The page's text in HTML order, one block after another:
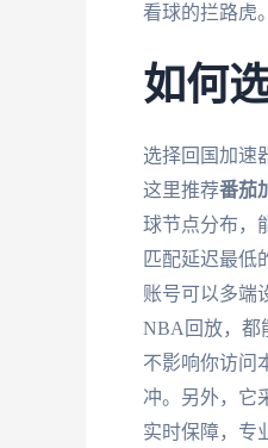
看球的拦路虎。
如何
选择回国加速
这里推荐番茄
球节点分布，
匹配延迟最低
账号可以多端
NBA回放，都
不影响你访问
冲。另外，它
实时保障，专